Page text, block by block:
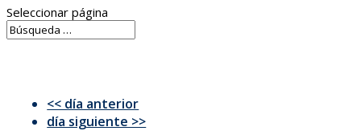
Seleccionar página
<< día anterior
día siguiente >>